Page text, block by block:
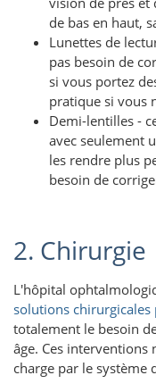
de bas en haut,
Lunettes de
pas besoin de
si vous portez
pratique si vous
Demi-lentilles -
avec seulement
les rendre plus
besoin de
2. Chirurgie
L'hôpital
solutions
totalement le besoin
âge. Ces interventions
charge par le système